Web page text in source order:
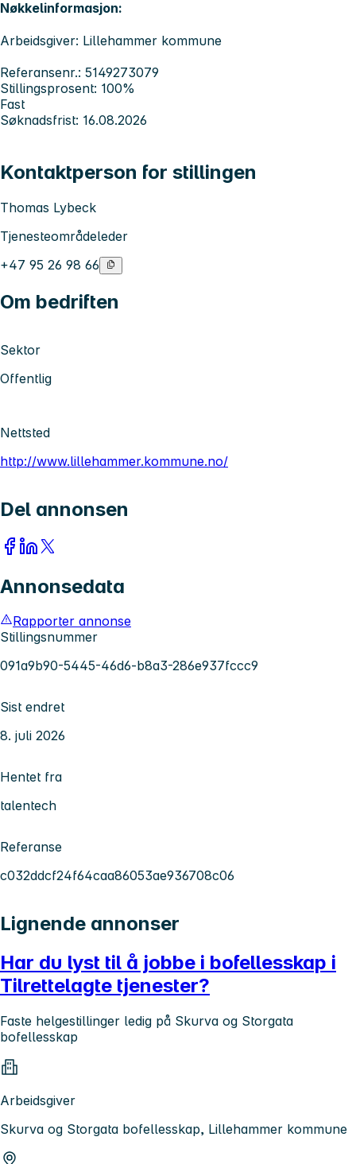
Nøkkelinformasjon:
Arbeidsgiver: Lillehammer kommune
Referansenr.: 5149273079
Stillingsprosent: 100%
Fast
Søknadsfrist: 16.08.2026
Kontaktperson for stillingen
Thomas Lybeck
Tjenesteområdeleder
+47 95 26 98 66
Om bedriften
Sektor
Offentlig
Nettsted
http://www.lillehammer.kommune.no/
Del annonsen
Annonsedata
Rapporter annonse
Stillingsnummer
091a9b90-5445-46d6-b8a3-286e937fccc9
Sist endret
8. juli 2026
Hentet fra
talentech
Referanse
c032ddcf24f64caa86053ae936708c06
Lignende annonser
Har du lyst til å jobbe i bofellesskap i
Tilrettelagte tjenester?
Faste helgestillinger ledig på Skurva og Storgata
bofellesskap
Arbeidsgiver
Skurva og Storgata bofellesskap, Lillehammer kommune